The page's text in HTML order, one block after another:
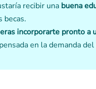
recibir una buena
becas.
incorporarte pronto a
en la demanda